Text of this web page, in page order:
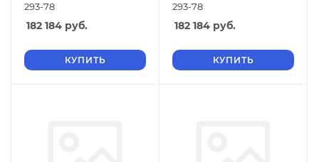
293-78
182 184 руб.
КУПИТЬ
293-78
182 184 руб.
КУПИТЬ